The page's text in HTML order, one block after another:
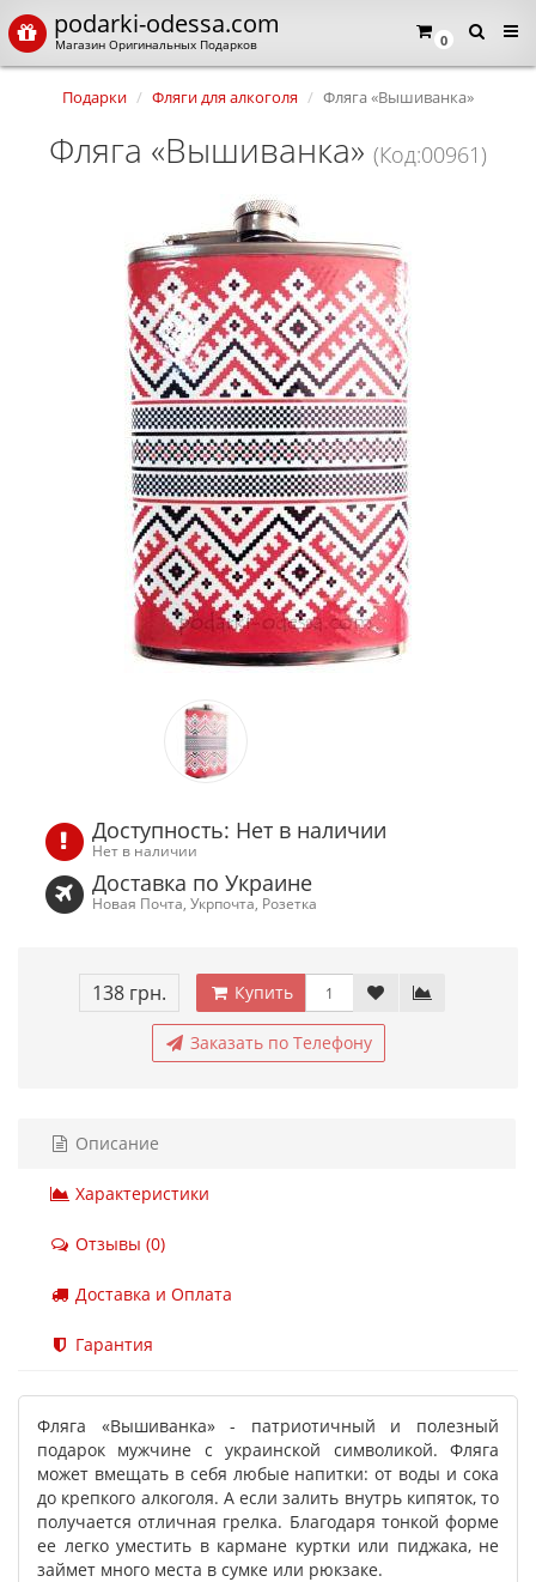
0
podarki-odessa.com
Магазин Оригинальных Подарков
Подарки Фляги для алкоголя Фляга «Вышиванка»
Фляга «Вышиванка» (Код:00961)
Доступность: Нет в наличии
Нет в наличии
Доставка по Украине
Новая Почта, Укрпочта, Розетка
138 грн. Купить
Заказать по Телефону
Описание
Характеристики
Отзывы (0)
Доставка и Оплата
Гарантия
Фляга «Вышиванка» - патриотичный и полезный
подарок мужчине с украинской символикой. Фляга
может вмещать в себя любые напитки: от воды и сока
до крепкого алкоголя. А если залить внутрь кипяток, то
получается отличная грелка. Благодаря тонкой форме
ее легко уместить в кармане куртки или пиджака, не
займет много места в сумке или рюкзаке.